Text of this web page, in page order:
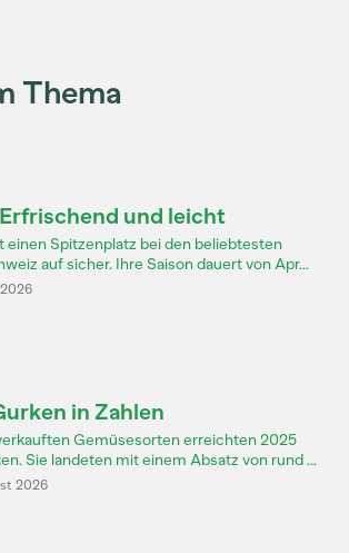
Thema
und leicht
einen Spitzenplatz bei den beliebtesten
auf sicher. Ihre Saison dauert von Apr...
in Zahlen
Gemüsesorten erreichten 2025
Sie landeten mit einem Absatz von rund ...
2026